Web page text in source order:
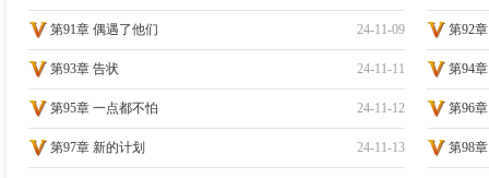
24-11-09
第91章 偶遇了他们 第92
24-11-11
第93章 告状 第94
24-11-12
第95章 一点都不怕 第96
24-11-13
第97章 新的计划 第98